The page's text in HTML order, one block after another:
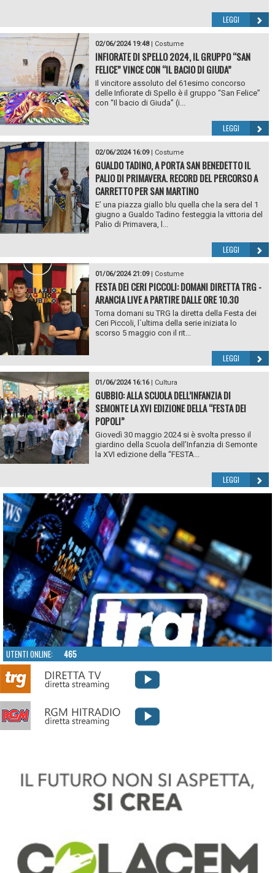
LEGGI
02/06/2024 19:48| Costume
INFIORATE DI SPELLO 2024, IL GRUPPO “SAN
FELICE” VINCE CON “IL BACIO DI GIUDA”
Il vincitore assoluto del 61esimo concorso
delle Infiorate di Spello è il gruppo “San Felice”
con “Il bacio di Giuda” (i...
LEGGI
02/06/2024 16:09| Costume
GUALDO TADINO, A PORTA SAN BENEDETTO IL
PALIO DI PRIMAVERA. RECORD DEL PERCORSO A
CARRETTO PER SAN MARTINO
E’ una piazza giallo blu quella che la sera del 1
giugno a Gualdo Tadino festeggia la vittoria del
Palio di Primavera, l...
LEGGI
01/06/2024 21:09| Costume
FESTA DEI CERI PICCOLI: DOMANI DIRETTA TRG -
ARANCIA LIVE A PARTIRE DALLE ORE 10.30
Torna domani su TRG la diretta della Festa dei
Ceri Piccoli, l`ultima della serie iniziata lo
scorso 5 maggio con il rit...
LEGGI
01/06/2024 16:16| Cultura
GUBBIO: ALLA SCUOLA DELL’INFANZIA DI
SEMONTE LA XVI EDIZIONE DELLA “FESTA DEI
POPOLI”
Giovedì 30 maggio 2024 si è svolta presso il
giardino della Scuola dell’Infanzia di Semonte
la XVI edizione della “FESTA...
LEGGI
UTENTI ONLINE: 465